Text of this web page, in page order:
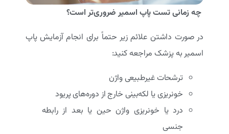
چه زمانی تست پاپ اسمیر ضروری‌تر است؟
در صورت داشتن علائم زیر حتماً برای انجام آزمایش پاپ
اسمیر به پزشک مراجعه کنید:
ترشحات غیرطبیعی واژن
خونریزی یا لکه‌بینی خارج از دوره‌های پریود
درد یا خونریزی واژن حین یا بعد از رابطه
جنسی